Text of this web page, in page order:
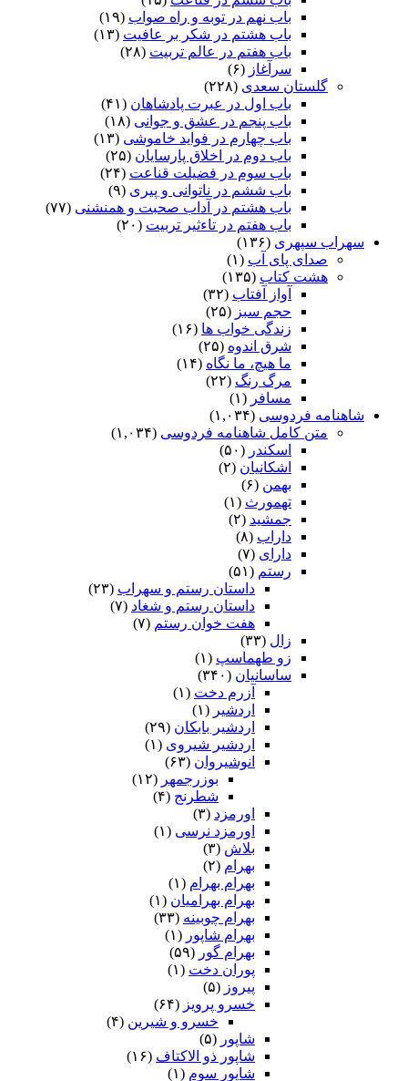
باب نهم در توبه و راه صواب (۱۹)
باب هشتم در شکر بر عافیت (۱۳)
باب هفتم در عالم تربیت (۲۸)
سرآغاز (۶)
گلستان سعدی (۲۲۸)
باب اول در عبرت پادشاهان (۴۱)
باب پنجم در عشق و جوانى (۱۸)
باب چهارم در فواید خاموشى (۱۳)
باب دوم در اخلاق پارسایان (۲۵)
باب سوم در فضیلت قناعت (۲۴)
باب ششم در ناتوانى و پیرى (۹)
باب هشتم در آداب صحبت و همنشنى (۷۷)
باب هفتم در تاءثیر تربیت (۲۰)
سهراب سپهری (۱۳۶)
صدای پای آب (۱)
هشت کتاب (۱۳۵)
آواز آفتاب (۳۲)
حجم سبز (۲۵)
زندگی خواب ها (۱۶)
شرق اندوه (۲۵)
ما هیچ، ما نگاه (۱۴)
مرگ رنگ (۲۲)
مسافر (۱)
شاهنامه فردوسی (۱,۰۳۴)
متن کامل شاهنامه فردوسی (۱,۰۳۴)
اسکندر (۵۰)
اشکانیان (۲)
بهمن (۶)
تهمورث (۱)
جمشید (۲)
داراب (۸)
دارای (۷)
رستم (۵۱)
داستان رستم و سهراب (۲۳)
داستان رستم و شغاد (۷)
هفت خوان رستم‏ (۷)
زال (۳۳)
زو طهماسپ‏ (۱)
ساسانیان (۳۴۰)
آزرم دخت (۱)
اردشیر (۱)
اردشیر بابکان (۲۹)
اردشیر شیروی (۱)
انوشیروان (۶۳)
بوزرجمهر (۱۲)
شطرنج (۴)
اورمزد (۳)
اورمزد نرسى‏ (۱)
بلاش (۳)
بهرام (۲)
بهرام بهرام (۱)
بهرام بهرامیان‏ (۱)
بهرام چوبینه (۳۳)
بهرام شاپور (۱)
بهرام گور (۵۹)
پوران دخت (۱)
پیروز (۵)
خسرو پرویز (۶۴)
خسرو و شیرین (۴)
شاپور (۵)
شاپور ذو الاکتاف (۱۶)
شاپور سوم‏ (۱)